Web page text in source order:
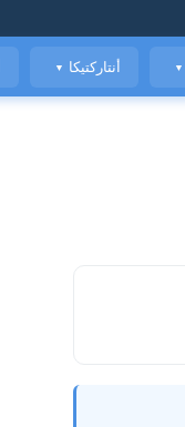
▼ أنتاركتيكا ▼